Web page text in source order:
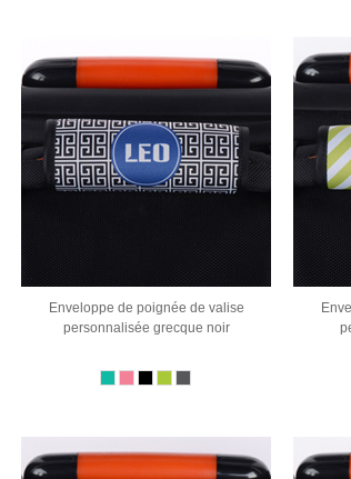
Enveloppe de poignée de valise
personnalisée grecque noir